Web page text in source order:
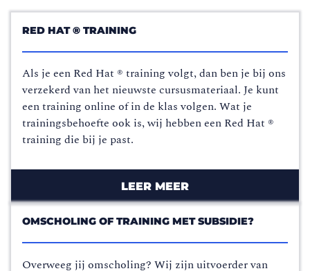
RED HAT ® TRAINING
Als je een Red Hat ® training volgt, dan ben je bij ons
verzekerd van het nieuwste cursusmateriaal. Je kunt
een training online of in de klas volgen. Wat je
trainingsbehoefte ook is, wij hebben een Red Hat ®
training die bij je past.
LEER MEER
OMSCHOLING OF TRAINING MET SUBSIDIE?
Overweeg jij omscholing? Wij zijn uitvoerder van